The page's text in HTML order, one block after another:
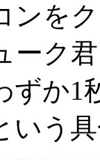
を
ーク
ずか1
いう